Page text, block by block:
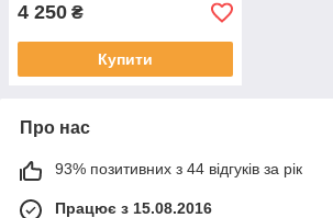
4 250 ₴
Купити
Про нас
93% позитивних з 44 відгуків за рік
Працює з 15.08.2016